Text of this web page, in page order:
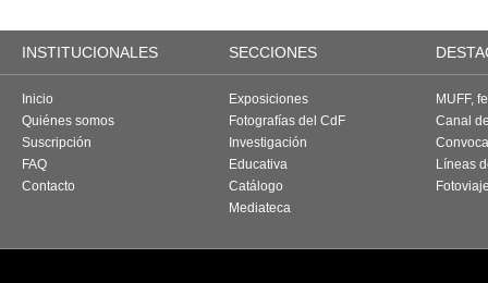
INSTITUCIONALES SECCIONES
Inicio
Quiénes somos
Suscripción
FAQ
Contacto
Exposiciones
Fotografías del CdF
Investigación
Educativa
Catálogo
Mediateca
MUFF,
Canal
Líneas